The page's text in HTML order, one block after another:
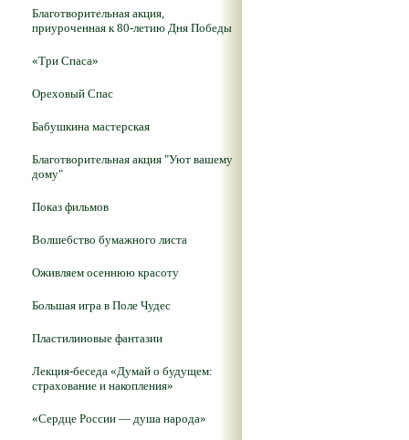
Благотворительная акция,
приуроченная к 80-летию Дня Победы
«Три Спаса»
Ореховый Спас
Бабушкина мастерская
Благотворительная акция "Уют вашему
дому"
Показ фильмов
Волшебство бумажного листа
Оживляем осеннюю красоту
Большая игра в Поле Чудес
Пластилиновые фантазии
Лекция-беседа «Думай о будущем:
страхование и накопления»
«Сердце России — душа народа»